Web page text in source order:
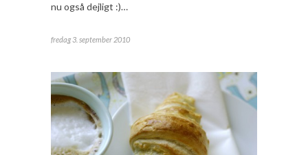
nu også dejligt :)…
fredag 3. september 2010